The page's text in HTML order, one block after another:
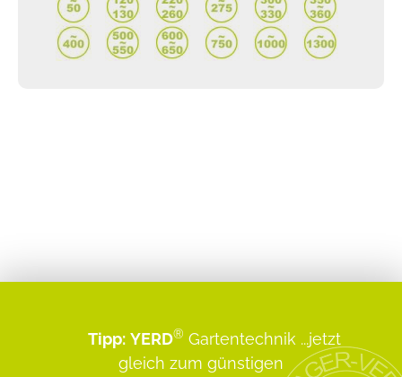
Tipp: YERD® Gartentechnik ...jetzt
gleich zum günstigen